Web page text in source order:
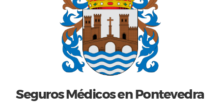
Seguros Médicos en Pontevedra